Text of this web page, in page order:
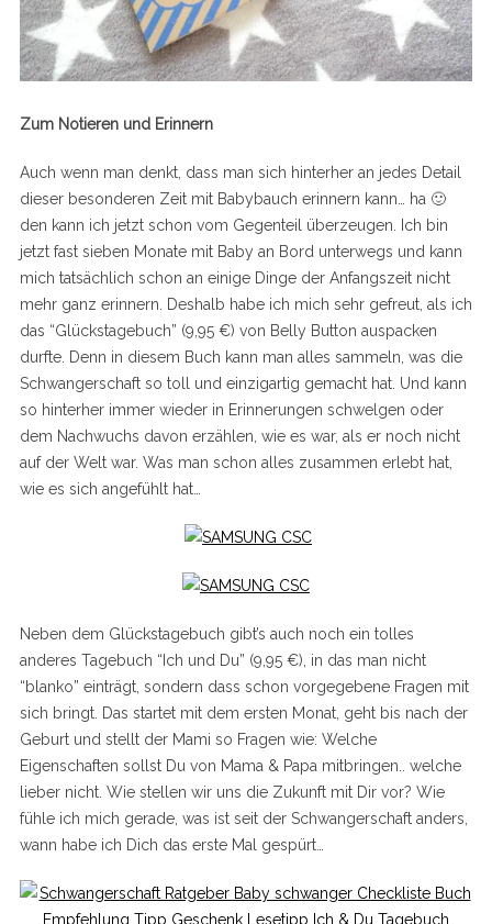
Zum Notieren und Erinnern
Auch wenn man denkt, dass man sich hinterher an jedes Detail
dieser besonderen Zeit mit Babybauch erinnern kann… ha 🙂
den kann ich jetzt schon vom Gegenteil überzeugen. Ich bin
jetzt fast sieben Monate mit Baby an Bord unterwegs und kann
mich tatsächlich schon an einige Dinge der Anfangszeit nicht
mehr ganz erinnern. Deshalb habe ich mich sehr gefreut, als ich
das “Glückstagebuch” (9,95 €) von Belly Button auspacken
durfte. Denn in diesem Buch kann man alles sammeln, was die
Schwangerschaft so toll und einzigartig gemacht hat. Und kann
so hinterher immer wieder in Erinnerungen schwelgen oder
dem Nachwuchs davon erzählen, wie es war, als er noch nicht
auf der Welt war. Was man schon alles zusammen erlebt hat,
wie es sich angefühlt hat…
Neben dem Glückstagebuch gibt’s auch noch ein tolles
anderes Tagebuch “Ich und Du” (9,95 €), in das man nicht
“blanko” einträgt, sondern dass schon vorgegebene Fragen mit
sich bringt. Das startet mit dem ersten Monat, geht bis nach der
Geburt und stellt der Mami so Fragen wie: Welche
Eigenschaften sollst Du von Mama & Papa mitbringen.. welche
lieber nicht. Wie stellen wir uns die Zukunft mit Dir vor? Wie
fühle ich mich gerade, was ist seit der Schwangerschaft anders,
wann habe ich Dich das erste Mal gespürt…